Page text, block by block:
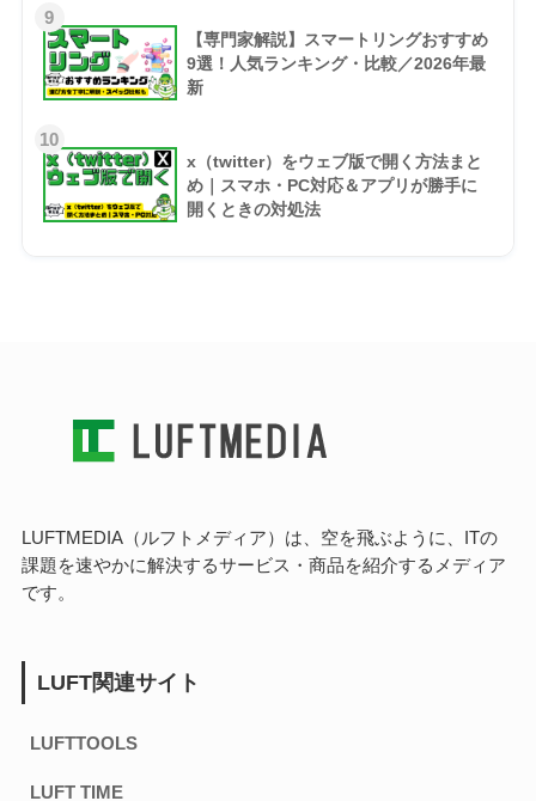
9
【専門家解説】スマートリングおすすめ
9選！人気ランキング・比較／2026年最
新
10
x（twitter）をウェブ版で開く方法まと
め｜スマホ・PC対応＆アプリが勝手に
開くときの対処法
LUFTMEDIA（ルフトメディア）は、空を飛ぶように、ITの
課題を速やかに解決するサービス・商品を紹介するメディア
です。
LUFT関連サイト
LUFTTOOLS
LUFT TIME